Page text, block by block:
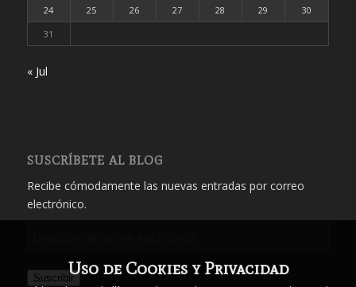
24
25 26 27 28 29
30
31
« Jul
SUSCRÍBETE AL BLOG
Recibe cómodamente las nuevas entradas por correo
electrónico.
correo
SuscribirUso de Cookies y Privacidad